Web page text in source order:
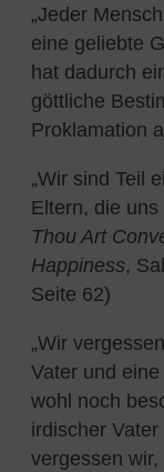
„Jeder
eine geliebte
hat dadurch
göttliche
Proklamation
„Wir sind Teil
Eltern, die uns
Thou Art
Happiness,
Seite 62)
„Wir
Vater und
wohl noch
irdischer
vergessen